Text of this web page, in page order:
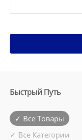
Быстрый Путь
✓ Все Товары
✓ Все Категории